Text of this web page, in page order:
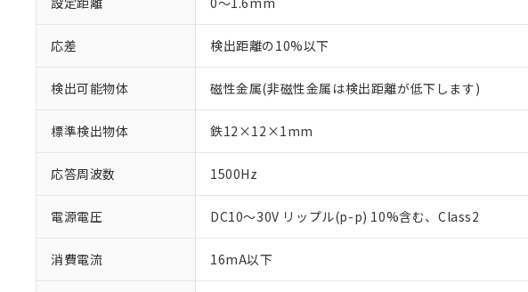
応差 検出距離の10%以下
検出可能物体 磁性金属(非磁性金属は検出距離が低下します)
標準検出物体 鉄12×12×1mm
応答周波数 1500Hz
電源電圧 DC10～30V リップル(p-p) 10%含む、Class2
消費電流 16mA以下